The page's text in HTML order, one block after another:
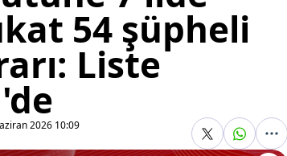
54 şüpheli
Liste
2026 10:09